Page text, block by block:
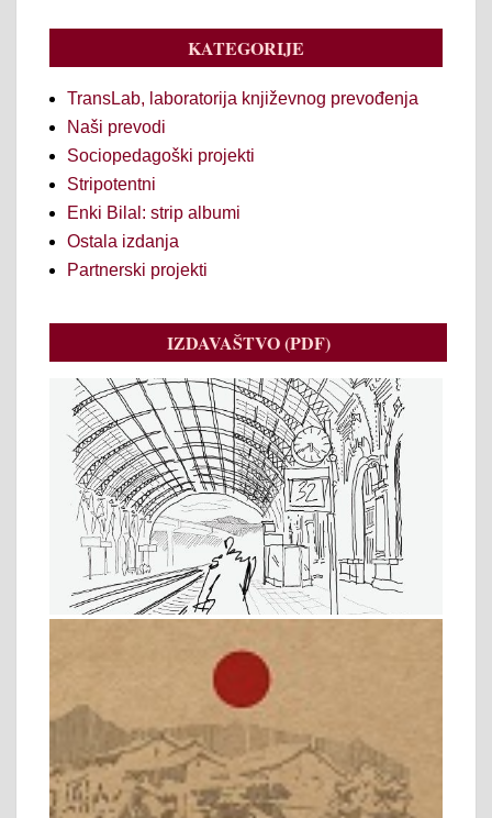
KATEGORIJE
TransLab, laboratorija književnog prevođenja
Naši prevodi
Sociopedagoški projekti
Stripotentni
Enki Bilal: strip albumi
Ostala izdanja
Partnerski projekti
IZDAVAŠTVO (PDF)